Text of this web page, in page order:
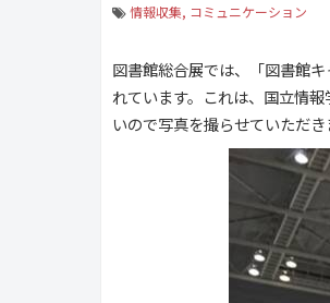
情報収集 コミュニケーション
図書館総合展では、「図書館
れています。これは、国立情
いので写真を撮らせていただき